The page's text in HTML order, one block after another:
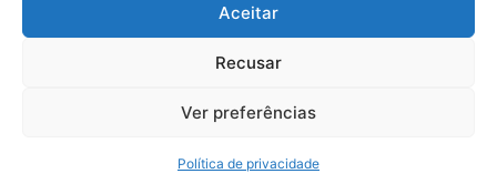
Aceitar
Recusar
Ver preferências
Política de privacidade
reservados.